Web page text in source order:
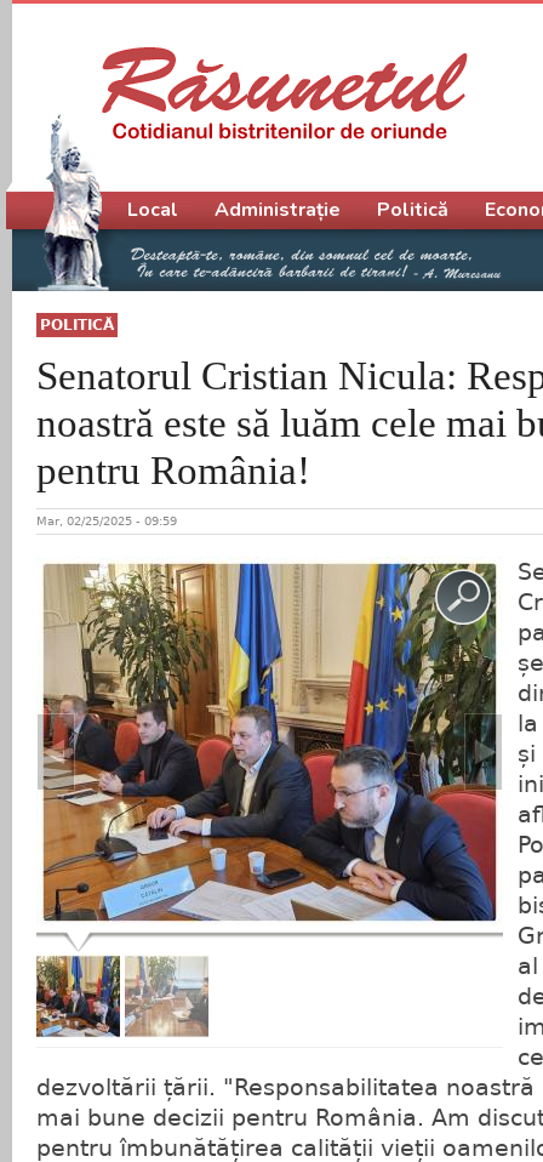
POLITICĂ
Senatorul Cristian Nicula:
noastră este să luăm cele mai
pentru România!
Mar, 02/25/2025 - 09:59
și
dezvoltării țării. "Responsabilitatea noastră
mai bune decizii pentru România. Am
pentru îmbunătățirea calității vieții
Meniu principal
Local Administrație Politică